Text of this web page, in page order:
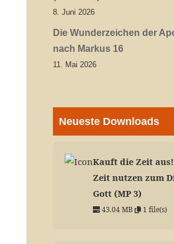
8. Juni 2026
Die Wunderzeichen der
nach Markus 16
11. Mai 2026
Neueste Downloads
Kauft die Zeit
Zeit nutzen zum
Gott (MP 3)
43.04 MB 1 file(s)